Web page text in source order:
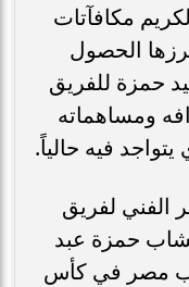
مكافآتات
الحصول
حمزة للفريق
ومساهماته
فيه حالياً.
الفني لفريق
حمزة عبد
مصر في كأس